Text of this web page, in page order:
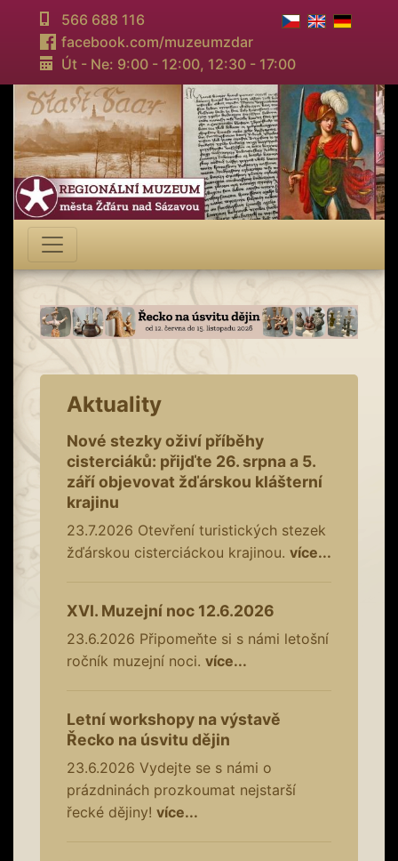
566 688 116
facebook.com/muzeumzdar
Út - Ne: 9:00 - 12:00, 12:30 - 17:00
Aktuality
Nové stezky oživí příběhy
cisterciáků: přijďte 26. srpna a 5.
září objevovat žďárskou klášterní
krajinu
23.7.2026 Otevření turistických stezek
žďárskou cisterciáckou krajinou. více...
XVI. Muzejní noc 12.6.2026
23.6.2026 Připomeňte si s námi letošní
ročník muzejní noci. více...
Letní workshopy na výstavě
Řecko na úsvitu dějin
23.6.2026 Vydejte se s námi o
prázdninách prozkoumat nejstarší
řecké dějiny! více...